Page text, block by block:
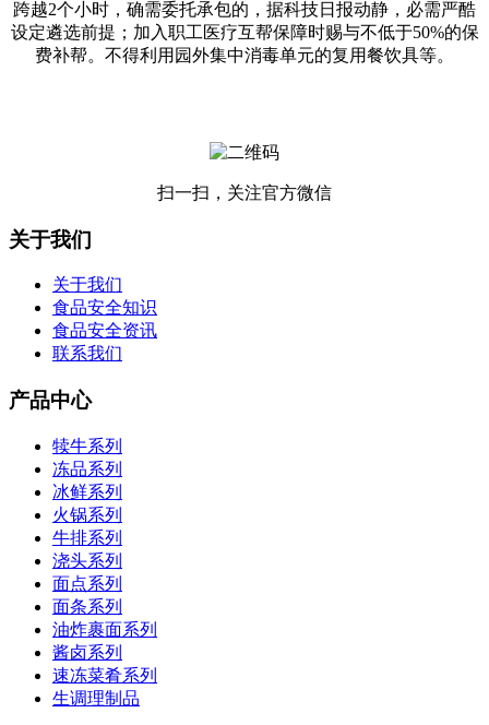
跨越2个小时，确需委托承包的，据科技日报动静，必需严酷
设定遴选前提；加入职工医疗互帮保障时赐与不低于50%的保
费补帮。不得利用园外集中消毒单元的复用餐饮具等。
扫一扫，关注官方微信
关于我们
关于我们
食品安全知识
食品安全资讯
联系我们
产品中心
犊牛系列
冻品系列
冰鲜系列
火锅系列
牛排系列
浇头系列
面点系列
面条系列
油炸裹面系列
酱卤系列
速冻菜肴系列
生调理制品